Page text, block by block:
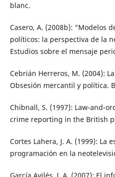
blanc.
Casero, A. (2008b): “Modelos
políticos: la perspectiva de la
Estudios sobre el mensaje
Cebrián Herreros, M. (2004):
Obsesión mercantil y política.
Chibnall, S. (1997): Law-and-
crime reporting in the British
Cortes Lahera, J. A. (1999): La
programación en la